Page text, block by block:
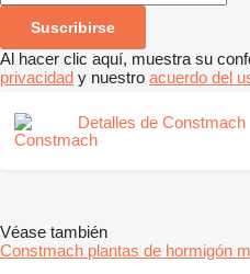
Suscribirse
Al hacer clic aquí, muestra su
privacidad y nuestro acuerdo del
Detalles de Constmach
Véase también
Constmach plantas de hormigón